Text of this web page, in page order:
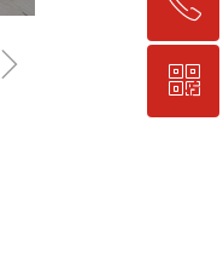
ꁇ 15859260484
ꀥ